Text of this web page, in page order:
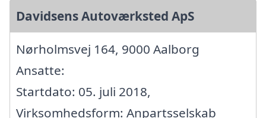
Davidsens Autoværksted ApS
Nørholmsvej 164, 9000 Aalborg
Ansatte:
Startdato: 05. juli 2018,
Virksomhedsform: Anpartsselskab